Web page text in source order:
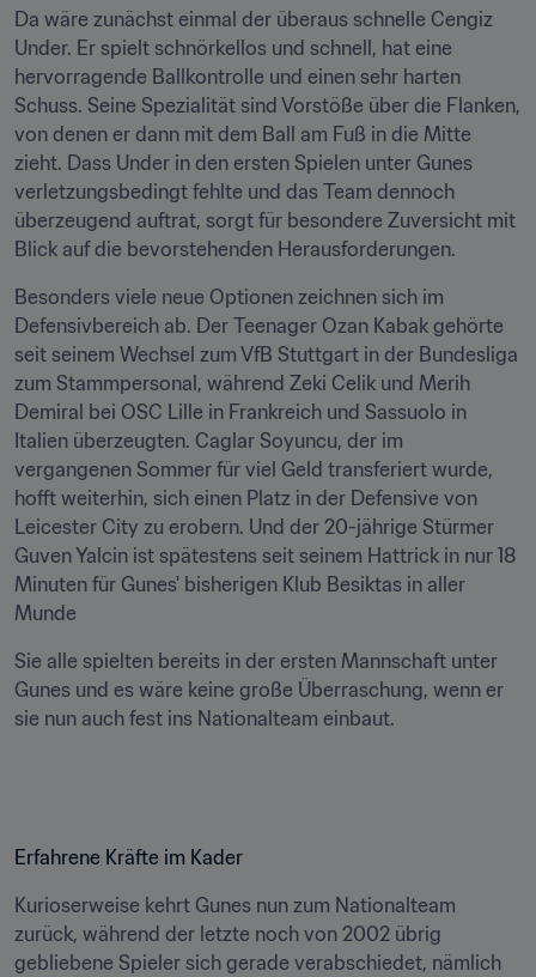
Da wäre zunächst einmal der überaus schnelle Cengiz
Under. Er spielt schnörkellos und schnell, hat eine
hervorragende Ballkontrolle und einen sehr harten
Schuss. Seine Spezialität sind Vorstöße über die Flanken,
von denen er dann mit dem Ball am Fuß in die Mitte
zieht. Dass Under in den ersten Spielen unter Gunes
verletzungsbedingt fehlte und das Team dennoch
überzeugend auftrat, sorgt für besondere Zuversicht mit
Blick auf die bevorstehenden Herausforderungen.
Besonders viele neue Optionen zeichnen sich im
Defensivbereich ab. Der Teenager Ozan Kabak gehörte
seit seinem Wechsel zum VfB Stuttgart in der Bundesliga
zum Stammpersonal, während Zeki Celik und Merih
Demiral bei OSC Lille in Frankreich und Sassuolo in
Italien überzeugten. Caglar Soyuncu, der im
vergangenen Sommer für viel Geld transferiert wurde,
hofft weiterhin, sich einen Platz in der Defensive von
Leicester City zu erobern. Und der 20-jährige Stürmer
Guven Yalcin ist spätestens seit seinem Hattrick in nur 18
Minuten für Gunes' bisherigen Klub Besiktas in aller
Munde
Sie alle spielten bereits in der ersten Mannschaft unter
Gunes und es wäre keine große Überraschung, wenn er
sie nun auch fest ins Nationalteam einbaut.
Erfahrene Kräfte im Kader
Kurioserweise kehrt Gunes nun zum Nationalteam
zurück, während der letzte noch von 2002 übrig
gebliebene Spieler sich gerade verabschiedet, nämlich